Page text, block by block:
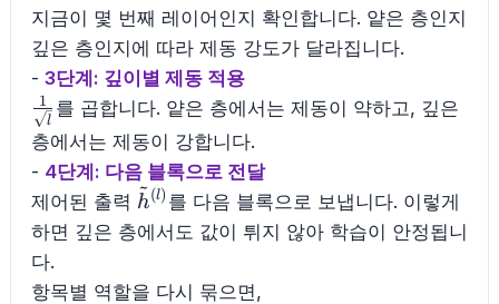
지금이 몇 번째 레이어인지 확인합니다. 얕은 층인지
깊은 층인지에 따라 제동 강도가 달라집니다.
- 3단계: 깊이별 제동 적용
\frac{1}
{\sqrt{l}}
l
1 를 곱합니다. 얕은 층에서는 제동이 약하고, 깊은
층에서는 제동이 강합니다.
- 4단계: 다음 블록으로 전달
제어된 출력 \tilde{h}^{(l)}
h
~ (l) 를 다음 블록으로 보냅니다. 이렇게
하면 깊은 층에서도 값이 튀지 않아 학습이 안정됩니
다.
항목별 역할을 다시 묶으면,